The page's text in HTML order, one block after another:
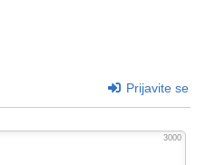
Prijavite se
3000